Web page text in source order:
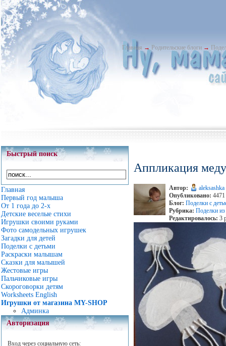
Главная → Родительские блоги →
Быстрый поиск
Главная
Первый год малыша
От 1 года до 2-х
Детские веселые стихи
Игрушки своими руками
Фото самодельных игрушек
Загадки для детей
Поделки с детьми
Раскраски малышам
Сказки для малышей
Жестовые игры
Пальчиковые игры
Скороговорки детям
Worksheets English
Игрушки от магазина MY-SHOP
Админка
Авторизация
Вход через социальную сеть:
Аппликация
Автор:
aleksashka
Опубликовано: 4471
Блог: Поделки с
Рубрика: Поделки из
Редактировалось: 3